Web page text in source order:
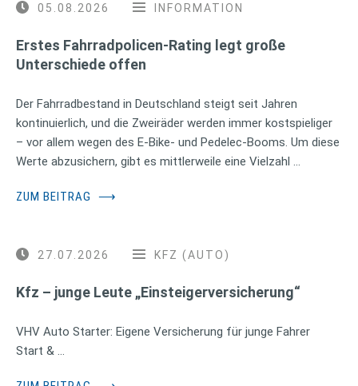
05.08.2026 INFORMATION
Erstes Fahrradpolicen-Rating legt große
Unterschiede offen
Der Fahrradbestand in Deutschland steigt seit Jahren
kontinuierlich, und die Zweiräder werden immer kostspieliger
– vor allem wegen des E-Bike- und Pedelec-Booms. Um diese
Werte abzusichern, gibt es mittlerweile eine Vielzahl …
ZUM BEITRAG ⟶
27.07.2026 KFZ (AUTO)
Kfz – junge Leute „Einsteigerversicherung“
VHV Auto Starter: Eigene Versicherung für junge Fahrer
Start & …